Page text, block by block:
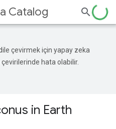
Catalog
çevirmek için yapay zeka
hata olabilir.
in Earth